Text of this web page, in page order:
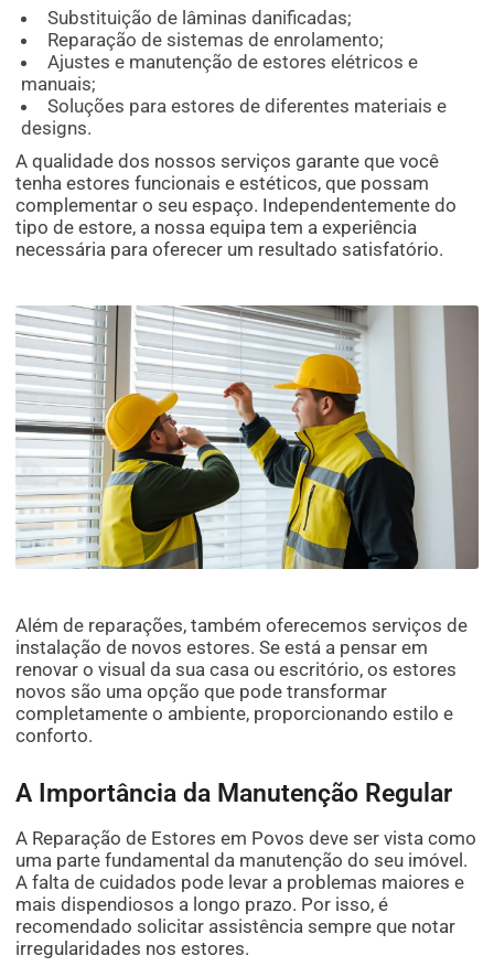
Substituição de lâminas danificadas;
Reparação de sistemas de enrolamento;
Ajustes e manutenção de estores elétricos e
manuais;
Soluções para estores de diferentes materiais e
designs.
A qualidade dos nossos serviços garante que você
tenha estores funcionais e estéticos, que possam
complementar o seu espaço. Independentemente do
tipo de estore, a nossa equipa tem a experiência
necessária para oferecer um resultado satisfatório.
Além de reparações, também oferecemos serviços de
instalação de novos estores. Se está a pensar em
renovar o visual da sua casa ou escritório, os estores
novos são uma opção que pode transformar
completamente o ambiente, proporcionando estilo e
conforto.
A Importância da Manutenção Regular
A Reparação de Estores em Povos deve ser vista como
uma parte fundamental da manutenção do seu imóvel.
A falta de cuidados pode levar a problemas maiores e
mais dispendiosos a longo prazo. Por isso, é
recomendado solicitar assistência sempre que notar
irregularidades nos estores.